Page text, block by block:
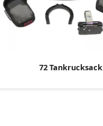
72 Tankrucksack